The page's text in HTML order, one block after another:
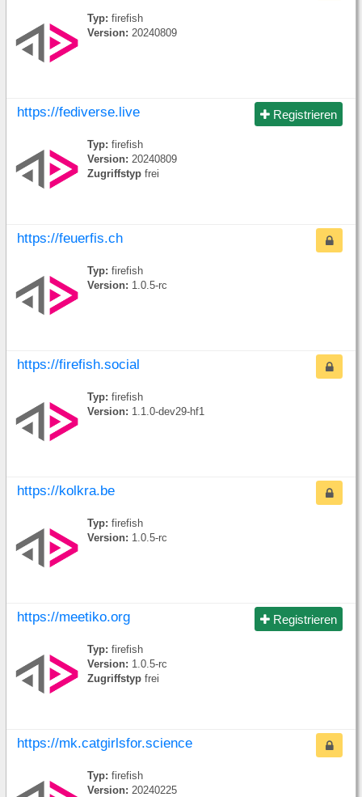
Typ: firefish
Version: 20240809
Registrieren
https://fediverse.live
Typ: firefish
Version: 20240809
Zugriffstyp frei
https://feuerfis.ch
Typ: firefish
Version: 1.0.5-rc
https://firefish.social
Typ: firefish
Version: 1.1.0-dev29-hf1
https://kolkra.be
Typ: firefish
Version: 1.0.5-rc
Registrieren
https://meetiko.org
Typ: firefish
Version: 1.0.5-rc
Zugriffstyp frei
https://mk.catgirlsfor.science
Typ: firefish
Version: 20240225